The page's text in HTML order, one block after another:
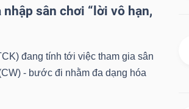
sân chơi “lời vô hạn,
đang tính tới việc tham gia sân
- bước đi nhằm đa dạng hóa